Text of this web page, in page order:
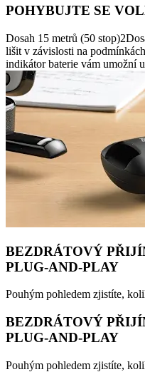
POHYBUJTE SE
Dosah 15 metrů (50
lišit v závislosti na
indikátor baterie vám umožní
BEZDRÁTOVÝ
PLUG-AND-PLAY
Pouhým pohledem zjistíte,
BEZDRÁTOVÝ
PLUG-AND-PLAY
Pouhým pohledem zjistíte,